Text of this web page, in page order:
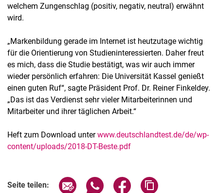
welchem Zungenschlag (positiv, negativ, neutral) erwähnt
wird.
„Markenbildung gerade im Internet ist heutzutage wichtig
für die Orientierung von Studieninteressierten. Daher freut
es mich, dass die Studie bestätigt, was wir auch immer
wieder persönlich erfahren: Die Universität Kassel genießt
einen guten Ruf“, sagte Präsident Prof. Dr. Reiner Finkeldey.
„Das ist das Verdienst sehr vieler Mitarbeiterinnen und
Mitarbeiter und ihrer täglichen Arbeit.“
Heft zum Download unterwww.deutschlandtest.de/de/wp-
content/uploads/2018-DT-Beste.pdf
Seite teilen: Seite über E-Mail teilen
Seite über WhatsApp teilen
Seite über Facebook